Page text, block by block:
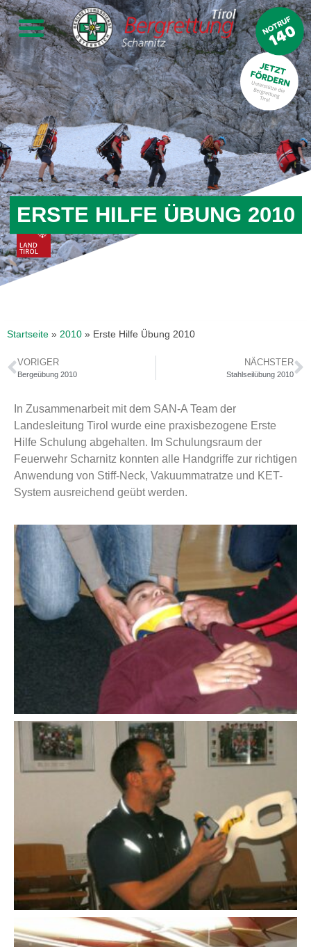
ERSTE HILFE ÜBUNG 2010
Startseite » 2010 » Erste Hilfe Übung 2010
VORIGER
Bergeübung 2010
NÄCHSTER
Stahlseilübung 2010
In Zusammenarbeit mit dem SAN-A Team der
Landesleitung Tirol wurde eine praxisbezogene Erste
Hilfe Schulung abgehalten. Im Schulungsraum der
Feuerwehr Scharnitz konnten alle Handgriffe zur richtigen
Anwendung von Stiff-Neck, Vakuummatratze und KET-
System ausreichend geübt werden.